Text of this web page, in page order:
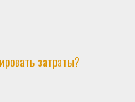
затраты?